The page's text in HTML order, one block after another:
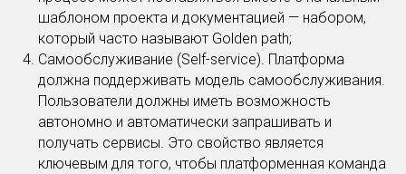
шаблоном проекта и документацией — набором,
который часто называют Golden path;
Самообслуживание (Self-service). Платформа
должна поддерживать модель самообслуживания.
Пользователи должны иметь возможность
автономно и автоматически запрашивать и
получать сервисы. Это свойство является
ключевым для того, чтобы платформенная команда